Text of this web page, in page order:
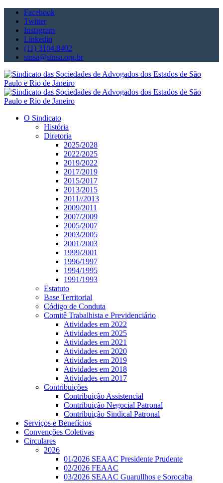
Facebook
Twitter
Instagram
Linkedin
(11) 3104.8402
sinsa@sinsa.org.br
O Sindicato
História
Diretoria
2025/2028
2022/2025
2019/2022
2017/2019
2015/2017
2013/2015
2011//2013
2009/2011
2007/2009
2005/2007
2003/2005
2001/2003
1999/2001
1996/1997
1994/1995
1991/1993
Estatuto
Base Territorial
Código de Conduta
Comitê Trabalhista e Previdenciário
Atividades em 2022
Atividades em 2025
Atividades em 2021
Atividades em 2020
Atividades em 2019
Atividades em 2018
Atividades em 2017
Contribuições
Contribuição Assistencial
Contribuição Negocial Patronal
Contribuição Sindical Patronal
Serviços e Benefícios
Convenções Coletivas
Circulares
2026
01/2026 SEAAC Presidente Prudente
02/2026 FEAAC
03/2026 SEAAC Guarullhos e Sorocaba